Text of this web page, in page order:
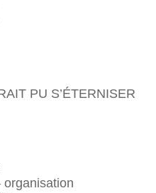
PU S’ÉTERNISER
organisation